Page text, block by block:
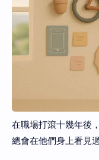
在職場打滾十幾年後
總會在他們身上看見